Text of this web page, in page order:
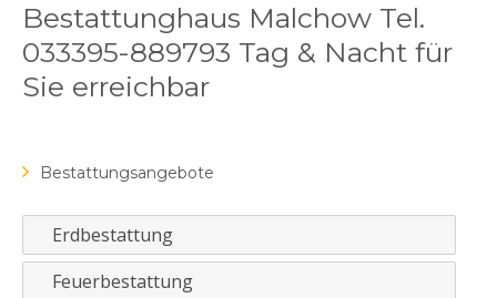
Bestattungsvorsorge
Bestattunghaus Malchow Tel.
033395-889793 Tag & Nacht für
Sie erreichbar
Bestattungsangebote
Erdbestattung
Feuerbestattung